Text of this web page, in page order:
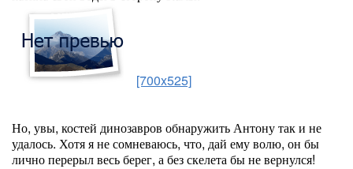
[700x525]
Но, увы, костей динозавров обнаружить Антону так и не
удалось. Хотя я не сомневаюсь, что, дай ему волю, он бы
лично перерыл весь берег, а без скелета бы не вернулся!